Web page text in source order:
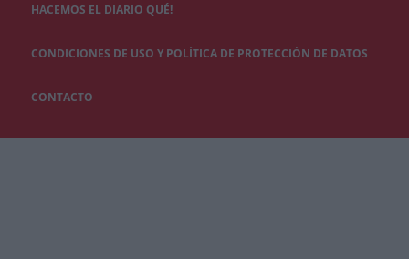
HACEMOS EL DIARIO QUÉ!
CONDICIONES DE USO Y POLÍTICA DE PROTECCIÓN DE DATOS
CONTACTO